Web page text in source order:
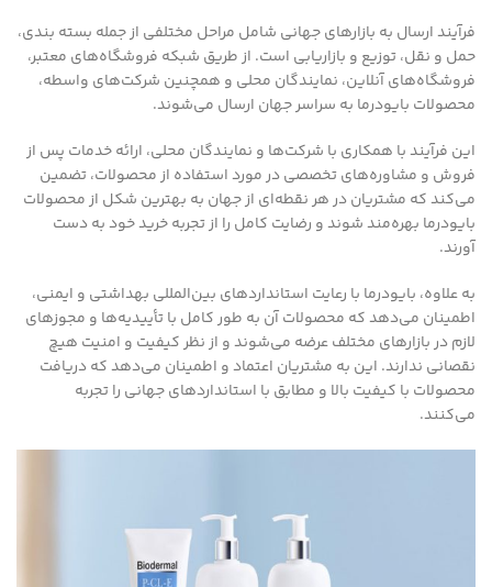
فرآیند ارسال به بازارهای جهانی شامل مراحل مختلفی از جمله بسته بندی،
حمل و نقل، توزیع و بازاریابی است. از طریق شبکه فروشگاه‌های معتبر،
فروشگاه‌های آنلاین، نمایندگان محلی و همچنین شرکت‌های واسطه،
محصولات بایودرما به سراسر جهان ارسال می‌شوند.
این فرآیند با همکاری با شرکت‌ها و نمایندگان محلی، ارائه خدمات پس از
فروش و مشاوره‌های تخصصی در مورد استفاده از محصولات، تضمین
می‌کند که مشتریان در هر نقطه‌ای از جهان به بهترین شکل از محصولات
بایودرما بهره‌مند شوند و رضایت کامل را از تجربه خرید خود به دست
آورند.
به علاوه، بایودرما با رعایت استانداردهای بین‌المللی بهداشتی و ایمنی،
اطمینان می‌دهد که محصولات آن به طور کامل با تأییدیه‌ها و مجوزهای
لازم در بازارهای مختلف عرضه می‌شوند و از نظر کیفیت و امنیت هیچ
نقصانی ندارند. این به مشتریان اعتماد و اطمینان می‌دهد که دریافت
محصولات با کیفیت بالا و مطابق با استانداردهای جهانی را تجربه
می‌کنند.